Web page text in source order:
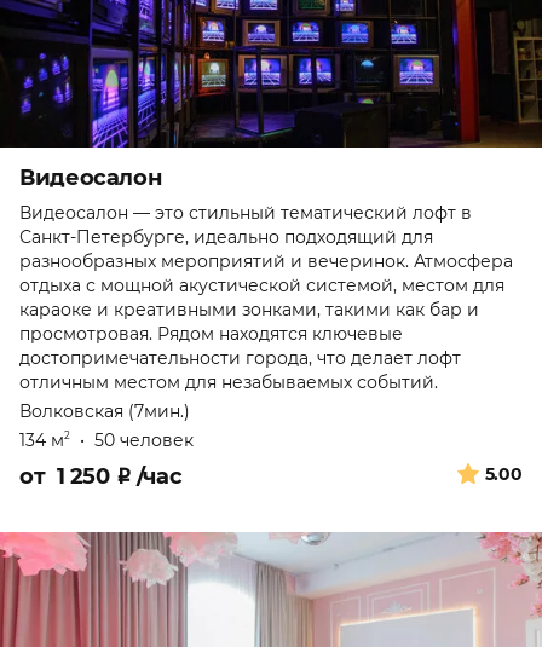
Видеосалон
Видеосалон — это стильный тематический лофт в
Санкт-Петербурге, идеально подходящий для
разнообразных мероприятий и вечеринок. Атмосфера
отдыха с мощной акустической системой, местом для
караоке и креативными зонками, такими как бар и
просмотровая. Рядом находятся ключевые
достопримечательности города, что делает лофт
отличным местом для незабываемых событий.
Волковская (7мин.)
134 м2 • 50 человек
5.00
от 1 250 ₽ /час